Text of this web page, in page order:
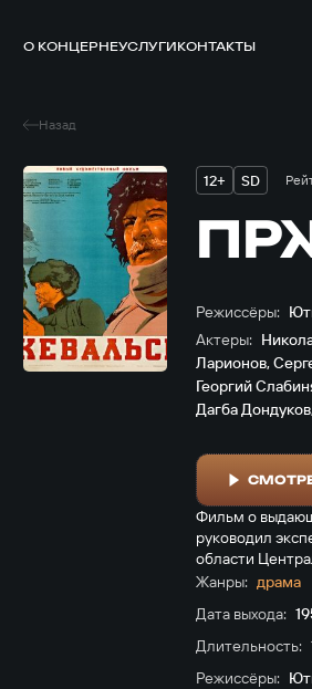
О КОНЦЕРНЕУСЛУГИКОНТАКТЫ
Назад
12+ SD
Режиссёры:
Актеры:
Ларионов,
Георгий
Дагба Дондуков
Фильм о
руководил
области
Жанры: драма
Дата выхода:
Длительность:
Режиссёры: